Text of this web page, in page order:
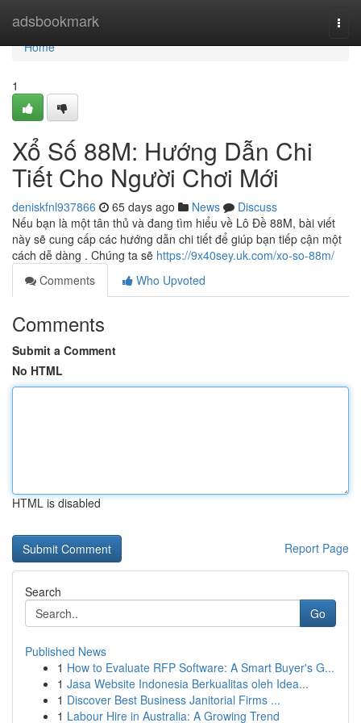
adsbookmark
Home
Home
1
Xổ Số 88M: Hướng Dẫn Chi
Tiết Cho Người Chơi Mới
deniskfnl937866 65 days ago News
Discuss
Nếu bạn là một tân thủ và đang tìm hiểu về Lô Đề 88M, bài viết
này sẽ cung cấp các hướng dẫn chi tiết để giúp bạn tiếp cận một
cách dễ dàng . Chúng ta sẽ https://9x40sey.uk.com/xo-so-88m/
Comments
Who Upvoted
Comments
Submit a Comment
No HTML
HTML is disabled
Report Page
Search
Go
Published News
1 How to Evaluate RFP Software: A Smart Buyer's G...
1 Jasa Website Indonesia Berkualitas oleh Idea...
1 Discover Best Business Janitorial Firms ...
1 Labour Hire in Australia: A Growing Trend